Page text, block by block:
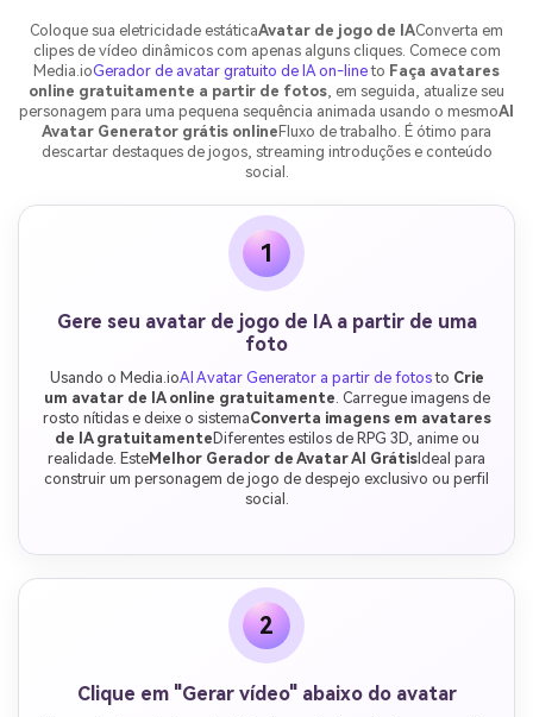
Coloque sua eletricidade estáticaAvatar de jogo de IAConverta em
clipes de vídeo dinâmicos com apenas alguns cliques. Comece com
Media.ioGerador de avatar gratuito de IA on-lineto Faça avatares
online gratuitamente a partir de fotos, em seguida, atualize seu
personagem para uma pequena sequência animada usando o mesmoAI
Avatar Generator grátis online Fluxo de trabalho. É ótimo para
descartar destaques de jogos, streaming introduções e conteúdo
social.
1
Gere seu avatar de jogo de IA a partir de uma
foto
Usando o Media.ioAI Avatar Generator a partir de fotosto Crie
um avatar de IA online gratuitamente . Carregue imagens de
rosto nítidas e deixe o sistemaConverta imagens em avatares
de IA gratuitamenteDiferentes estilos de RPG 3D, anime ou
realidade. EsteMelhor Gerador de Avatar AI GrátisIdeal para
construir um personagem de jogo de despejo exclusivo ou perfil
social.
2
Clique em "Gerar vídeo" abaixo do avatar